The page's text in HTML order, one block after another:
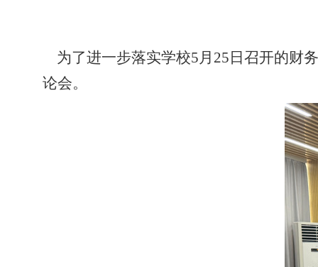
为了进一步落实学校5月25日召开的财
论会。